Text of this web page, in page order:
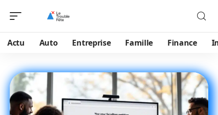
Actu Auto Entreprise Famille Finance